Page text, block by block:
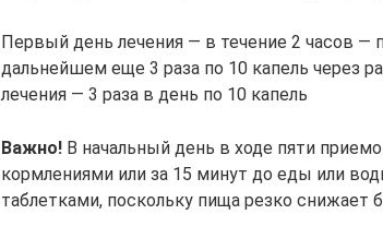
Первый день лечения — в течение 2 часов —
дальнейшем еще 3 раза по 10 капель через
лечения — 3 раза в день по 10 капель
Важно! В начальный день в ходе пяти
кормлениями или за 15 минут до еды или
таблетками, поскольку пища резко снижает